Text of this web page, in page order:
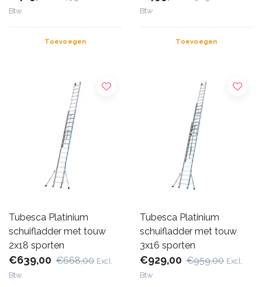
Btw
Toevoegen
Btw
Toevoegen
Tubesca Platinium
schuifladder met touw
2x18 sporten
€639,00 €668,00 Excl.
Btw
Tubesca Platinium
schuifladder met touw
3x16 sporten
€929,00 €959,00 Excl.
Btw